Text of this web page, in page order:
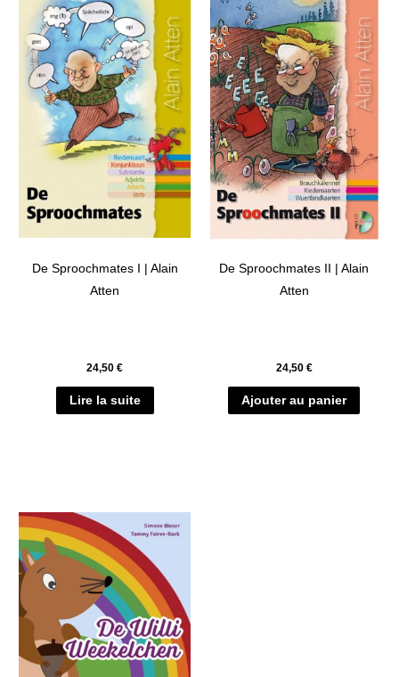
De Sproochmates I | Alain
Atten
24,50€
Lire la suite
De Sproochmates II | Alain
Atten
24,50 €
Ajouter au panier